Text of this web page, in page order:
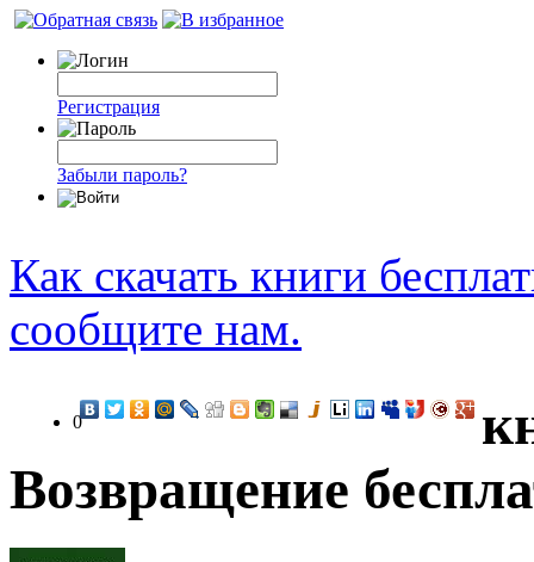
Регистрация
Забыли пароль?
Как скачать книги
сообщите нам.
0
Возвращение